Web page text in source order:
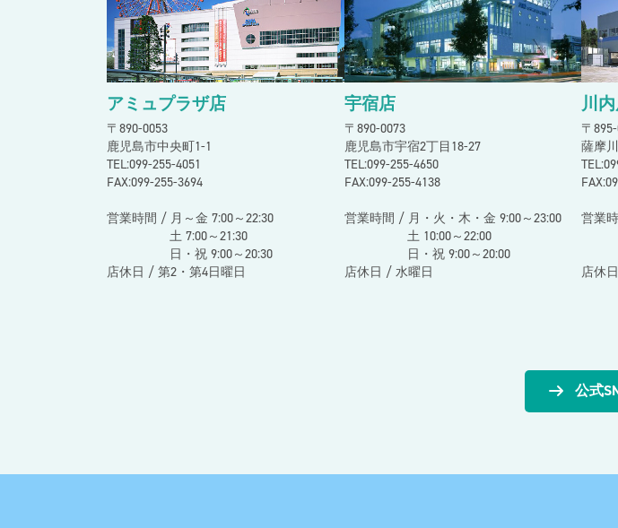
2026.6.18 宇宿店
夏休み短期教室
2026.6.15 アミュプラザ店
夏の１日スイミング短期教室
アミュプラザ店
〒890-0053
鹿児島市中央町1-1
TEL:099-255-4051
FAX:099-255-3694
営業時間 / 月～金 7:00～22:30
土 7:00～21:30
日・祝 9:00～20:30
店休日 / 第2・第4日曜日
宇宿店
〒890-0073
鹿児島市宇宿2丁目18-27
TEL:099-255-4650
FAX:099-255-4138
営業時間 / 月・火・木・金 9:00～23:00
土 10:00～22:00
日・祝 9:00～20:00
店休日 / 水曜日
川
〒
薩摩
営業
土
日
店休
公式